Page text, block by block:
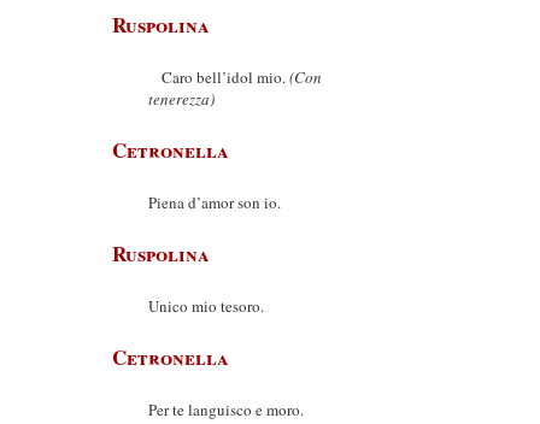
Ruspolina
Caro bell’idol mio.(Con
tenerezza)
Cetronella
Piena d’amor son io.
Ruspolina
Unico mio tesoro.
Cetronella
Per te languisco e moro.